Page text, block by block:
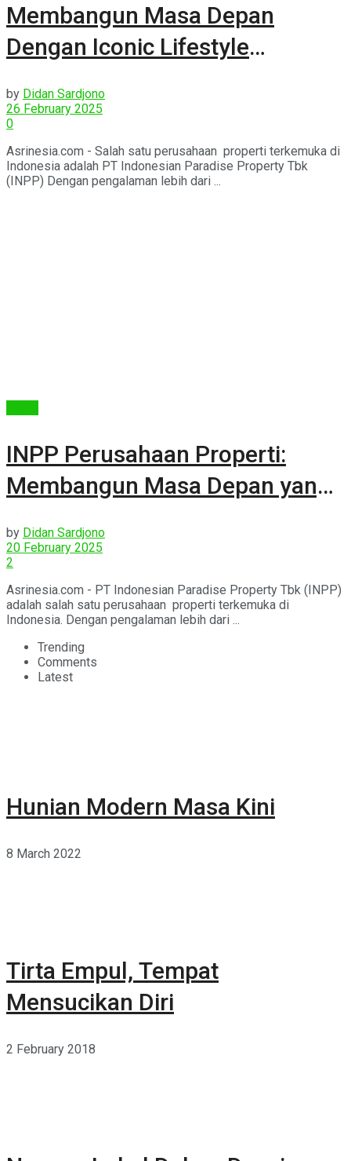
Membangun Masa Depan
Dengan Iconic Lifestyle
by Didan Sardjono
26 February 2025
0
Asrinesia.com - Salah satu perusahaan properti terkemuka di
Indonesia adalah PT Indonesian Paradise Property Tbk
(INPP) Dengan pengalaman lebih dari ...
INPP Perusahaan Properti:
Membangun Masa Depan yang
by Didan Sardjono
20 February 2025
2
Asrinesia.com - PT Indonesian Paradise Property Tbk (INPP)
adalah salah satu perusahaan properti terkemuka di
Indonesia. Dengan pengalaman lebih dari ...
Trending
Comments
Latest
Hunian Modern Masa Kini
8 March 2022
Tirta Empul, Tempat
Mensucikan Diri
2 February 2018